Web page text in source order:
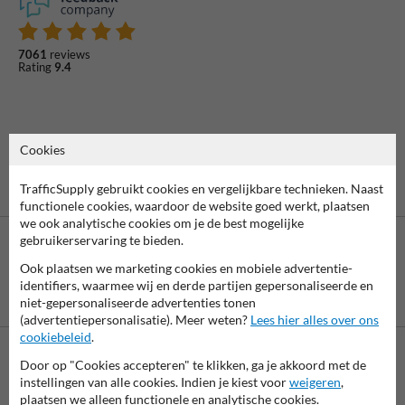
7061 reviews
Rating 9.4
Betaling achteraf
is mogelijk
Neem contact met ons op
Wij zijn op werkdagen (van 8.00 tot 17.00) te bereiken op 038-
Cookies
TrafficSupply gebruikt cookies en vergelijkbare technieken. Naast
functionele cookies, waardoor de website goed werkt, plaatsen
we ook analytische cookies om je de best mogelijke
gebruikerservaring te bieden.
Ook plaatsen we marketing cookies en mobiele advertentie-
identifiers, waarmee wij en derde partijen gepersonaliseerde en
niet-gepersonaliseerde advertenties tonen
(advertentiepersonalisatie). Meer weten? Lees hier alles over ons
cookiebeleid.
Door op "Cookies accepteren" te klikken, ga je akkoord met de
instellingen van alle cookies. Indien je kiest voorweigeren,
plaatsen we alleen functionele en analytische cookies.